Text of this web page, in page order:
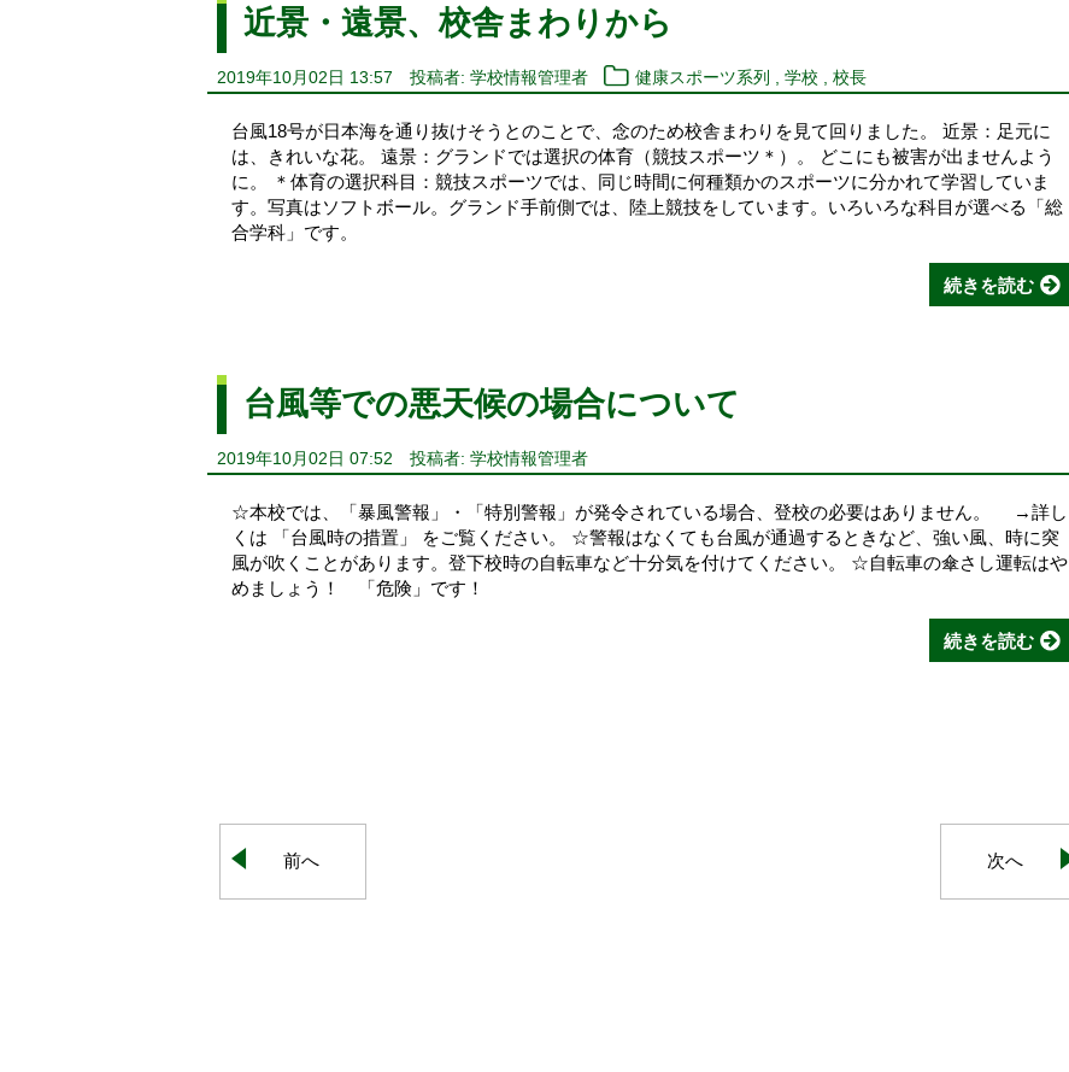
近景・遠景、校舎まわりから
2019年10月02日 13:57 投稿者: 学校情報管理者 健康スポーツ系列 ,学校 ,校長
台風18号が日本海を通り抜けそうとのことで、念のため校舎まわりを見て回りました。 近景：足元に
は、きれいな花。 遠景：グランドでは選択の体育（競技スポーツ＊）。 どこにも被害が出ませんよう
に。 ＊体育の選択科目：競技スポーツでは、同じ時間に何種類かのスポーツに分かれて学習していま
す。写真はソフトボール。グランド手前側では、陸上競技をしています。いろいろな科目が選べる「総
合学科」です。
続きを読む
台風等での悪天候の場合について
2019年10月02日 07:52 投稿者: 学校情報管理者
☆本校では、「暴風警報」・「特別警報」が発令されている場合、登校の必要はありません。 →詳し
くは 「台風時の措置」 をご覧ください。 ☆警報はなくても台風が通過するときなど、強い風、時に突
風が吹くことがあります。登下校時の自転車など十分気を付けてください。 ☆自転車の傘さし運転はや
めましょう！ 「危険」です！
続きを読む
前へ 次へ